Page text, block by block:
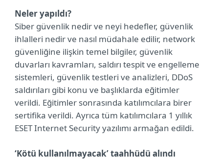
Neler yapıldı?
Siber güvenlik nedir ve neyi hedefler, güvenlik
ihlalleri nedir ve nasıl müdahale edilir, network
güvenliğine ilişkin temel bilgiler, güvenlik
duvarları kavramları, saldırı tespit ve engelleme
sistemleri, güvenlik testleri ve analizleri, DDoS
saldırıları gibi konu ve başlıklarda eğitimler
verildi. Eğitimler sonrasında katılımcılara birer
sertifika verildi. Ayrıca tüm katılımcılara 1 yıllık
ESET Internet Security yazılımı armağan edildi.
‘Kötü kullanılmayacak’ taahhüdü alındı